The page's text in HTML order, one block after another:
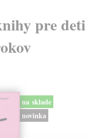
pre deti
na sklade
novinka